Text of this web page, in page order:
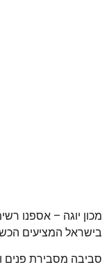
מכון יוגה – אספנו
בישראל המציעים
סביבה מסבירת פנים